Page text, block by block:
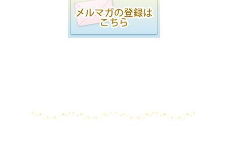
ﾟ･*:.｡..｡.:*･ﾟﾟ･*:.｡..｡.:*･ﾟ ﾟ･*:.｡..｡.:*･ﾟﾟ･*:.｡..｡.:*･ﾟ